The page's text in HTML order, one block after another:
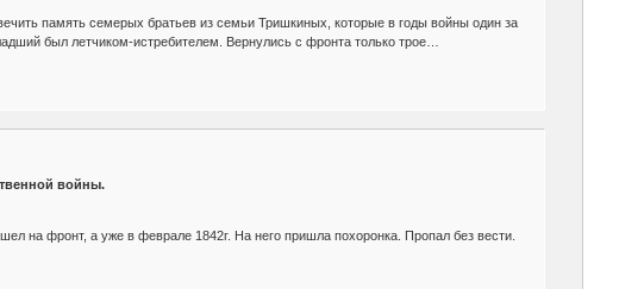
память семерых братьев из семьи Тришкиных, которые в годы войны один за
был летчиком-истребителем. Вернулись с фронта только трое…
войны.
на фронт, а уже в феврале 1842г. На него пришла похоронка. Пропал без вести.